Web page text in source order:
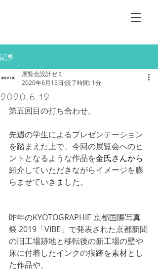
記事
2020.6.12
展覧会設計ゼミ
2020年6月15日 読了時間: 1分
第五回目の打ち合わせ。
先週の学生によるプレゼンテーション
を踏まえた上で、今回の展覧会へのヒ
ントとなるような作品を金氏さんから
紹介していただきながらイメージを膨
らませていきました。
昨年のKYOTOGRAPHIE 京都国際写真
祭 2019「VIBE」で発表された京都新聞
の旧工場跡地と移転後の新工場の壁や
床に付着したインクの痕跡を素材とし
た作品や、